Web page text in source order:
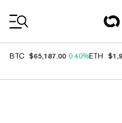
BTC $65,187.00 0.40%ETH